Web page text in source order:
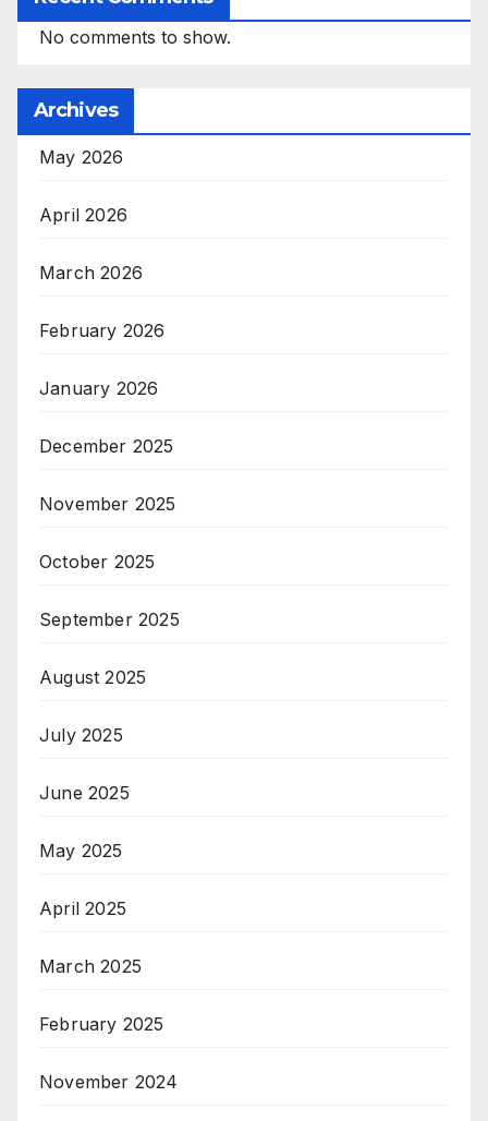
No comments to show.
Archives
May 2026
April 2026
March 2026
February 2026
January 2026
December 2025
November 2025
October 2025
September 2025
August 2025
July 2025
June 2025
May 2025
April 2025
March 2025
February 2025
November 2024